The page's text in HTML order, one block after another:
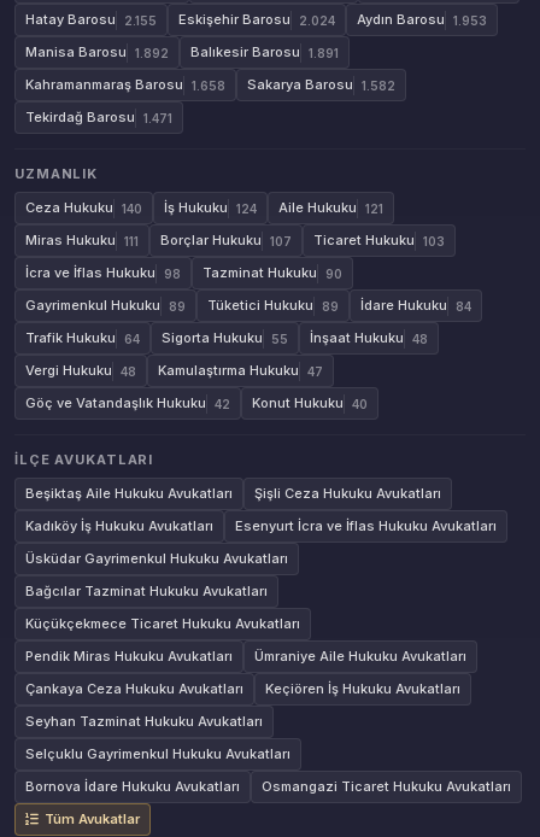
Hatay Barosu 2.155 Eskişehir Barosu 2.024 Aydın Barosu 1.953
Manisa Barosu 1.892 Balıkesir Barosu 1.891
Kahramanmaraş Barosu 1.658 Sakarya Barosu 1.582
Tekirdağ Barosu 1.471
UZMANLIK
Ceza Hukuku
140 İş Hukuku 124 Aile Hukuku 121
Miras Hukuku 111 Borçlar Hukuku 107 Ticaret Hukuku 103
İcra ve İflas Hukuku 98 Tazminat Hukuku 90
Gayrimenkul Hukuku 89 Tüketici Hukuku 89 İdare Hukuku 84
Trafik Hukuku 64 Sigorta Hukuku 55 İnşaat Hukuku 48
Vergi Hukuku 48 Kamulaştırma Hukuku 47
Göç ve Vatandaşlık Hukuku 42 Konut Hukuku 40
İLÇE AVUKATLARI
Beşiktaş Aile Hukuku Avukatları
Şişli Ceza Hukuku Avukatları
Kadıköy İş Hukuku Avukatları
Esenyurt İcra ve İflas Hukuku Avukatları
Üsküdar Gayrimenkul Hukuku Avukatları
Bağcılar Tazminat Hukuku Avukatları
Küçükçekmece Ticaret Hukuku Avukatları
Pendik Miras Hukuku Avukatları
Ümraniye Aile Hukuku Avukatları
Çankaya Ceza Hukuku Avukatları
Keçiören İş Hukuku Avukatları
Seyhan Tazminat Hukuku Avukatları
Selçuklu Gayrimenkul Hukuku Avukatları
Bornova İdare Hukuku Avukatları
Osmangazi Ticaret Hukuku Avukatları
Tüm Avukatlar